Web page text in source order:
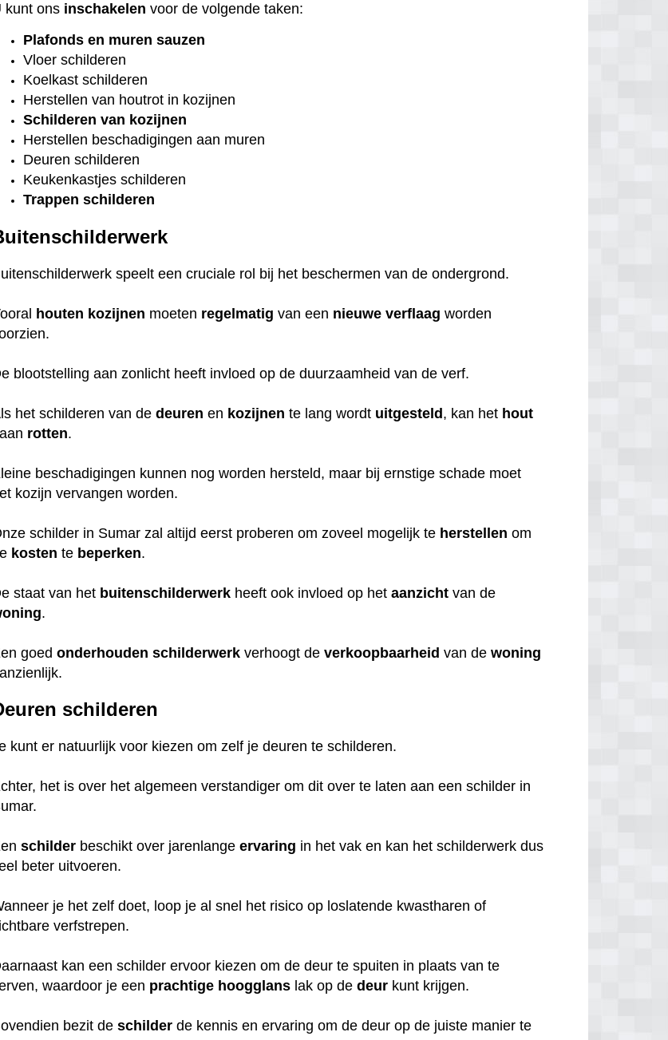
kunt ons inschakelen voor de volgende taken:
Plafonds en muren sauzen
Vloer schilderen
Koelkast schilderen
Herstellen van houtrot in kozijnen
Schilderen van kozijnen
Herstellen beschadigingen aan muren
Deuren schilderen
Keukenkastjes schilderen
Trappen schilderen
speelt een cruciale rol bij het beschermen van de ondergrond.
houten kozijnen moeten regelmatig van een nieuwe verflaag worden
blootstelling aan zonlicht heeft invloed op de duurzaamheid van de verf.
het schilderen van dedeuren en kozijnen te lang wordt uitgesteld, kan het hout
rotten.
beschadigingen kunnen nog worden hersteld, maar bij ernstige schade moet
kozijn vervangen worden.
schilder in Sumar zal altijd eerst proberen om zoveel mogelijk te herstellen om
kosten te beperken.
staat van het buitenschilderwerk heeft ook invloed op hetaanzicht van de
.
goedonderhouden schilderwerk verhoogt deverkoopbaarheid van dewoning
schilderen
kunt er natuurlijk voor kiezen om zelf je deuren te schilderen.
het is over het algemeen verstandiger om dit over te laten aan een schilder in
schilder beschikt over jarenlangeervaring in het vak en kan het schilderwerk dus
beter uitvoeren.
je het zelf doet, loop je al snel het risico op loslatende kwastharen of
verfstrepen.
kan een schilder ervoor kiezen om de deur te spuiten in plaats van te
waardoor je een prachtige hoogglans lak op dedeur kunt krijgen.
bezit deschilder de kennis en ervaring om de deur op de juiste manier te